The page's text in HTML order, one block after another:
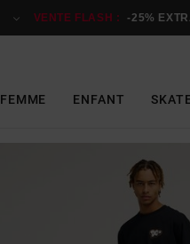
VENTE FLASH : -25%
FEMME ENFANT